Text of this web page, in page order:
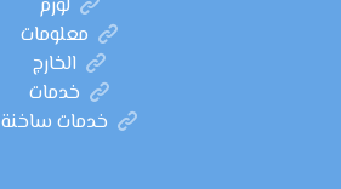
لورم
معلومات
الخارج
خدمات
خدمات ساخنة